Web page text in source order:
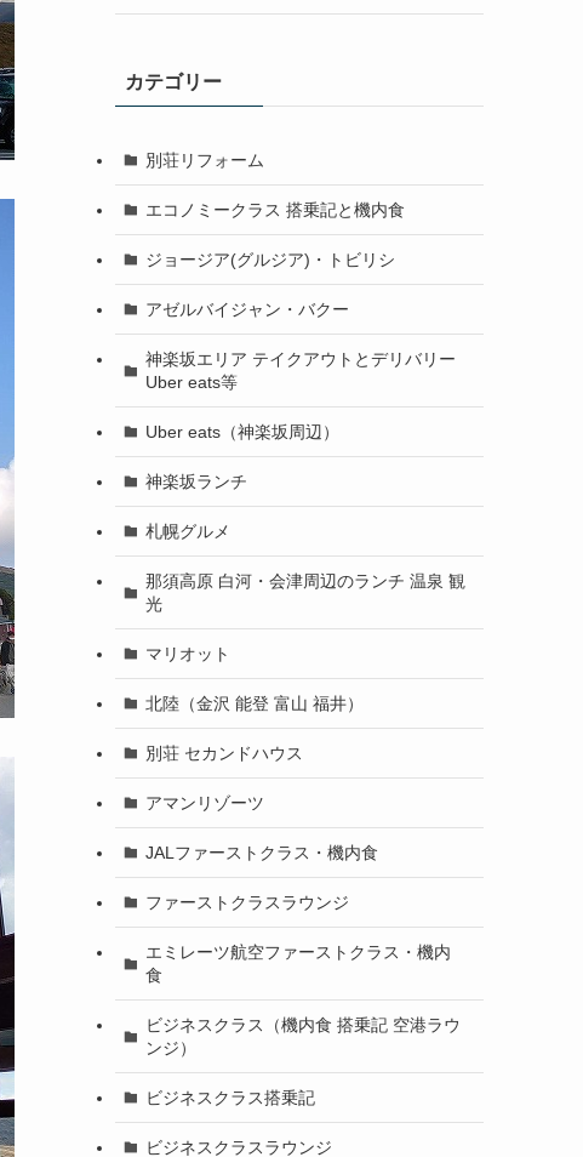
カテゴリー
別荘リフォーム
エコノミークラス 搭乗記と機内食
ジョージア(グルジア)・トビリシ
アゼルバイジャン・バクー
神楽坂エリア テイクアウトとデリバリー
Uber eats等
Uber eats（神楽坂周辺）
神楽坂ランチ
札幌グルメ
那須高原 白河・会津周辺のランチ 温泉 観
光
マリオット
北陸（金沢 能登 富山 福井）
別荘 セカンドハウス
アマンリゾーツ
JALファーストクラス・機内食
ファーストクラスラウンジ
エミレーツ航空ファーストクラス・機内
食
ビジネスクラス（機内食 搭乗記 空港ラウ
ンジ）
ビジネスクラス搭乗記
ビジネスクラスラウンジ